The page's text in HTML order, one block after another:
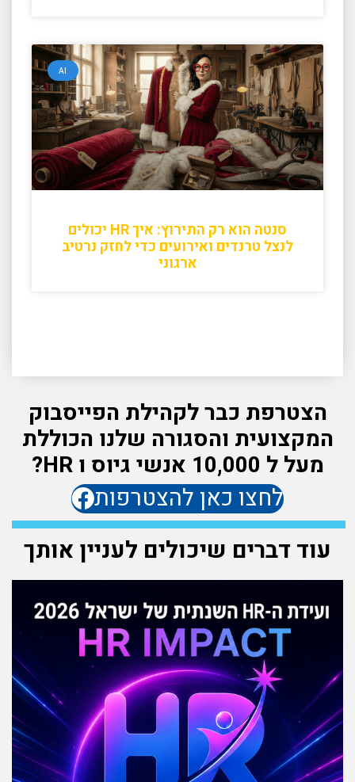
AI
סנטה הוא רק התירוץ: איך HR יכולים
לנצל טרנדים ואירועים כדי לחזק נרטיב
ארגוני
הצטרפת כבר לקהילת הפייסבוק
המקצועית והסגורה שלנו הכוללת
מעל ל 10,000 אנשי גיוס ו HR?
לחצו כאן להצטרפות
עוד דברים שיכולים לעניין אותך